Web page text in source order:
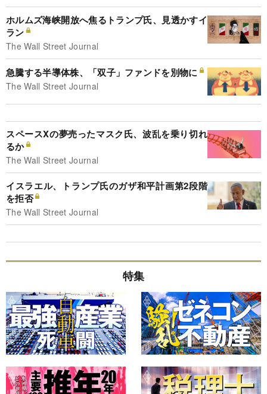
ホルムズ海峡開放へ焦るトランプ氏、見透かすイ
ラン
The Wall Street Journal
急騰する半導体株、「双子」ファンドを別物に
The Wall Street Journal
スペースXの夢売ったマスク氏、波乱を乗り切れ
るか
The Wall Street Journal
イスラエル、トランプ氏のガザ和平計画第2段階
を拒否
The Wall Street Journal
特集